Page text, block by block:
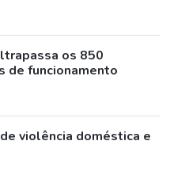
os 850
de funcionamento
violência doméstica e